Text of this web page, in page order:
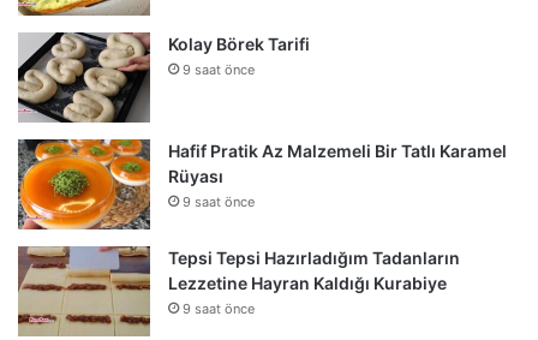
Kolay Börek Tarifi
9 saat önce
Hafif Pratik Az Malzemeli Bir Tatlı Karamel
Rüyası
9 saat önce
Tepsi Tepsi Hazırladığım Tadanların
Lezzetine Hayran Kaldığı Kurabiye
9 saat önce